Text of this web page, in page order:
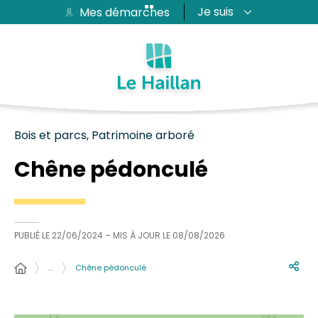
Aide et accessibilité
Passer au menu
Passer au contenuMes démarches Je suis
Bois et parcs, Patrimoine arboré
Chêne pédonculé
PUBLIÉ LE 22/06/2024 – MIS À JOUR LE 08/08/2026
… Chêne pédonculé